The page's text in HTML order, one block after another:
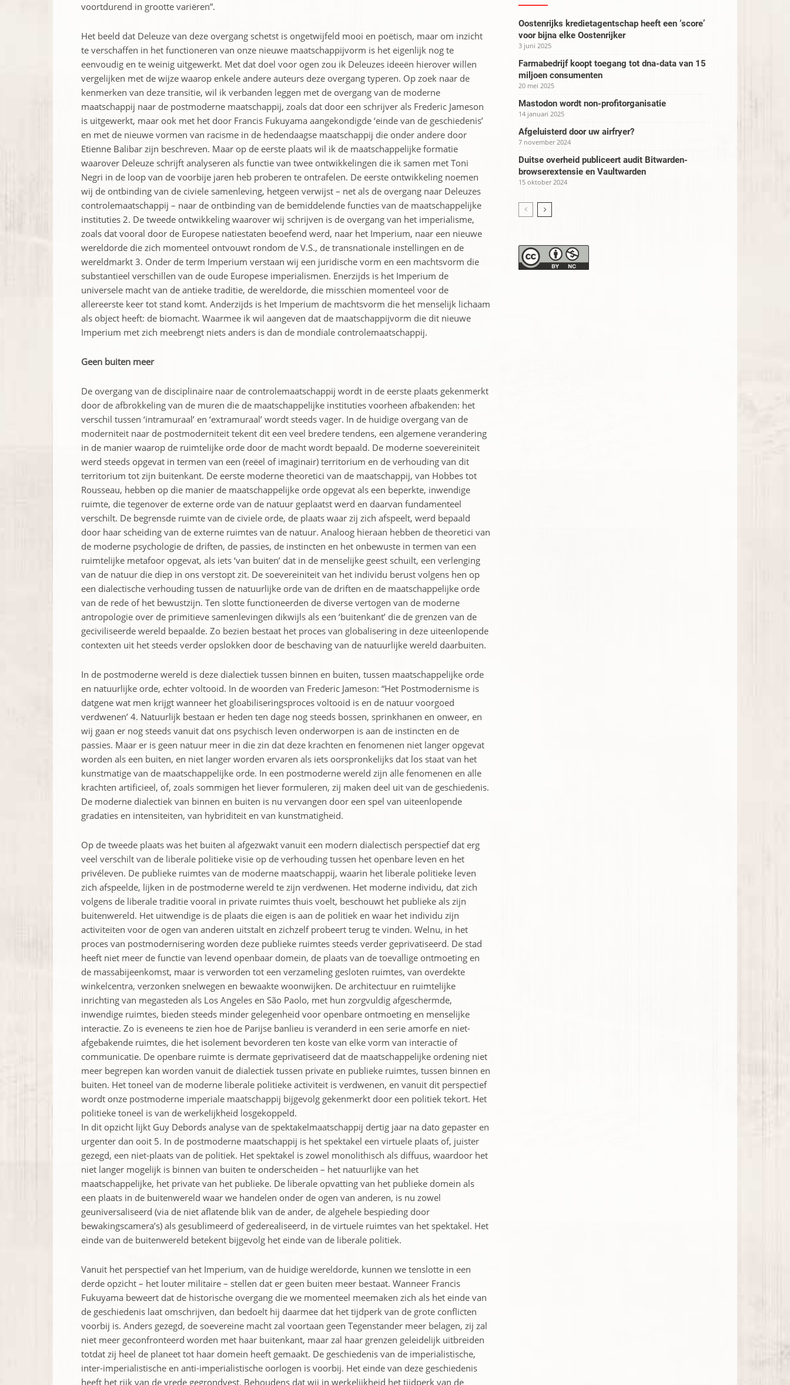
voortdurend in grootte variëren”.
Het beeld dat Deleuze van deze overgang schetst is ongetwijfeld mooi en poëtisch, maar om inzicht
te verschaffen in het functioneren van onze nieuwe maatschappijvorm is het eigenlijk nog te
eenvoudig en te weinig uitgewerkt. Met dat doel voor ogen zou ik Deleuzes ideeën hierover willen
vergelijken met de wijze waarop enkele andere auteurs deze overgang typeren. Op zoek naar de
kenmerken van deze transitie, wil ik verbanden leggen met de overgang van de moderne
maatschappij naar de postmoderne maatschappij, zoals dat door een schrijver als Frederic Jameson
is uitgewerkt, maar ook met het door Francis Fukuyama aangekondigde ‘einde van de geschiedenis’
en met de nieuwe vormen van racisme in de hedendaagse maatschappij die onder andere door
Etienne Balibar zijn beschreven. Maar op de eerste plaats wil ik de maatschappelijke formatie
waarover Deleuze schrijft analyseren als functie van twee ontwikkelingen die ik samen met Toni
Negri in de loop van de voorbije jaren heb proberen te ontrafelen. De eerste ontwikkeling noemen
wij de ontbinding van de civiele samenleving, hetgeen verwijst – net als de overgang naar Deleuzes
controlemaatschappij – naar de ontbinding van de bemiddelende functies van de maatschappelijke
instituties 2. De tweede ontwikkeling waarover wij schrijven is de overgang van het imperialisme,
zoals dat vooral door de Europese natiestaten beoefend werd, naar het Imperium, naar een nieuwe
wereldorde die zich momenteel ontvouwt rondom de V.S., de transnationale instellingen en de
wereldmarkt 3. Onder de term Imperium verstaan wij een juridische vorm en een machtsvorm die
substantieel verschillen van de oude Europese imperialismen. Enerzijds is het Imperium de
universele macht van de antieke traditie, de wereldorde, die misschien momenteel voor de
allereerste keer tot stand komt. Anderzijds is het Imperium de machtsvorm die het menselijk lichaam
als object heeft: de biomacht. Waarmee ik wil aangeven dat de maatschappijvorm die dit nieuwe
Imperium met zich meebrengt niets anders is dan de mondiale controlemaatschappij.
Geen buiten meer
De overgang van de disciplinaire naar de controlemaatschappij wordt in de eerste plaats gekenmerkt
door de afbrokkeling van de muren die de maatschappelijke instituties voorheen afbakenden: het
verschil tussen ‘intramuraal’ en ‘extramuraal’ wordt steeds vager. In de huidige overgang van de
moderniteit naar de postmoderniteit tekent dit een veel bredere tendens, een algemene verandering
in de manier waarop de ruimtelijke orde door de macht wordt bepaald. De moderne soevereiniteit
werd steeds opgevat in termen van een (reëel of imaginair) territorium en de verhouding van dit
territorium tot zijn buitenkant. De eerste moderne theoretici van de maatschappij, van Hobbes tot
Rousseau, hebben op die manier de maatschappelijke orde opgevat als een beperkte, inwendige
ruimte, die tegenover de externe orde van de natuur geplaatst werd en daarvan fundamenteel
verschilt. De begrensde ruimte van de civiele orde, de plaats waar zij zich afspeelt, werd bepaald
door haar scheiding van de externe ruimtes van de natuur. Analoog hieraan hebben de theoretici van
de moderne psychologie de driften, de passies, de instincten en het onbewuste in termen van een
ruimtelijke metafoor opgevat, als iets ‘van buiten’ dat in de menselijke geest schuilt, een verlenging
van de natuur die diep in ons verstopt zit. De soevereiniteit van het individu berust volgens hen op
een dialectische verhouding tussen de natuurlijke orde van de driften en de maatschappelijke orde
van de rede of het bewustzijn. Ten slotte functioneerden de diverse vertogen van de moderne
antropologie over de primitieve samenlevingen dikwijls als een ‘buitenkant’ die de grenzen van de
geciviliseerde wereld bepaalde. Zo bezien bestaat het proces van globalisering in deze uiteenlopende
contexten uit het steeds verder opslokken door de beschaving van de natuurlijke wereld daarbuiten.
In de postmoderne wereld is deze dialectiek tussen binnen en buiten, tussen maatschappelijke orde
en natuurlijke orde, echter voltooid. In de woorden van Frederic Jameson: “Het Postmodernisme is
datgene wat men krijgt wanneer het gloabiliseringsproces voltooid is en de natuur voorgoed
verdwenen’ 4. Natuurlijk bestaan er heden ten dage nog steeds bossen, sprinkhanen en onweer, en
wij gaan er nog steeds vanuit dat ons psychisch leven onderworpen is aan de instincten en de
passies. Maar er is geen natuur meer in die zin dat deze krachten en fenomenen niet langer opgevat
worden als een buiten, en niet langer worden ervaren als iets oorspronkelijks dat los staat van het
kunstmatige van de maatschappelijke orde. In een postmoderne wereld zijn alle fenomenen en alle
krachten artificieel, of, zoals sommigen het liever formuleren, zij maken deel uit van de geschiedenis.
De moderne dialectiek van binnen en buiten is nu vervangen door een spel van uiteenlopende
gradaties en intensiteiten, van hybriditeit en van kunstmatigheid.
Op de tweede plaats was het buiten al afgezwakt vanuit een modern dialectisch perspectief dat erg
veel verschilt van de liberale politieke visie op de verhouding tussen het openbare leven en het
privéleven. De publieke ruimtes van de moderne maatschappij, waarin het liberale politieke leven
zich afspeelde, lijken in de postmoderne wereld te zijn verdwenen. Het moderne individu, dat zich
volgens de liberale traditie vooral in private ruimtes thuis voelt, beschouwt het publieke als zijn
buitenwereld. Het uitwendige is de plaats die eigen is aan de politiek en waar het individu zijn
activiteiten voor de ogen van anderen uitstalt en zichzelf probeert terug te vinden. Welnu, in het
proces van postmodernisering worden deze publieke ruimtes steeds verder geprivatiseerd. De stad
heeft niet meer de functie van levend openbaar domein, de plaats van de toevallige ontmoeting en
de massabijeenkomst, maar is verworden tot een verzameling gesloten ruimtes, van overdekte
winkelcentra, verzonken snelwegen en bewaakte woonwijken. De architectuur en ruimtelijke
inrichting van megasteden als Los Angeles en São Paolo, met hun zorgvuldig afgeschermde,
inwendige ruimtes, bieden steeds minder gelegenheid voor openbare ontmoeting en menselijke
interactie. Zo is eveneens te zien hoe de Parijse banlieu is veranderd in een serie amorfe en niet-
afgebakende ruimtes, die het isolement bevorderen ten koste van elke vorm van interactie of
communicatie. De openbare ruimte is dermate geprivatiseerd dat de maatschappelijke ordening niet
meer begrepen kan worden vanuit de dialectiek tussen private en publieke ruimtes, tussen binnen en
buiten. Het toneel van de moderne liberale politieke activiteit is verdwenen, en vanuit dit perspectief
wordt onze postmoderne imperiale maatschappij bijgevolg gekenmerkt door een politiek tekort. Het
politieke toneel is van de werkelijkheid losgekoppeld.
In dit opzicht lijkt Guy Debords analyse van de spektakelmaatschappij dertig jaar na dato gepaster en
urgenter dan ooit 5. In de postmoderne maatschappij is het spektakel een virtuele plaats of, juister
gezegd, een niet-plaats van de politiek. Het spektakel is zowel monolithisch als diffuus, waardoor het
niet langer mogelijk is binnen van buiten te onderscheiden – het natuurlijke van het
maatschappelijke, het private van het publieke. De liberale opvatting van het publieke domein als
een plaats in de buitenwereld waar we handelen onder de ogen van anderen, is nu zowel
geuniversaliseerd (via de niet aflatende blik van de ander, de algehele bespieding door
bewakingscamera’s) als gesublimeerd of gederealiseerd, in de virtuele ruimtes van het spektakel. Het
einde van de buitenwereld betekent bijgevolg het einde van de liberale politiek.
Vanuit het perspectief van het Imperium, van de huidige wereldorde, kunnen we tenslotte in een
derde opzicht – het louter militaire – stellen dat er geen buiten meer bestaat. Wanneer Francis
Fukuyama beweert dat de historische overgang die we momenteel meemaken zich als het einde van
de geschiedenis laat omschrijven, dan bedoelt hij daarmee dat het tijdperk van de grote conflicten
voorbij is. Anders gezegd, de soevereine macht zal voortaan geen Tegenstander meer belagen, zij zal
niet meer geconfronteerd worden met haar buitenkant, maar zal haar grenzen geleidelijk uitbreiden
totdat zij heel de planeet tot haar domein heeft gemaakt. De geschiedenis van de imperialistische,
inter-imperialistische en anti-imperialistische oorlogen is voorbij. Het einde van deze geschiedenis
heeft het rijk van de vrede gegrondvest. Behoudens dat wij in werkelijkheid het tijdperk van de
Oostenrijks kredietagentschap heeft een ‘score’
voor bijna elke Oostenrijker
3 juni 2025
Farmabedrijf koopt toegang tot dna-data van 15
miljoen consumenten
20 mei 2025
Mastodon wordt non-profitorganisatie
14 januari 2025
Afgeluisterd door uw airfryer?
7 november 2024
Duitse overheid publiceert audit Bitwarden-
browserextensie en Vaultwarden
15 oktober 2024